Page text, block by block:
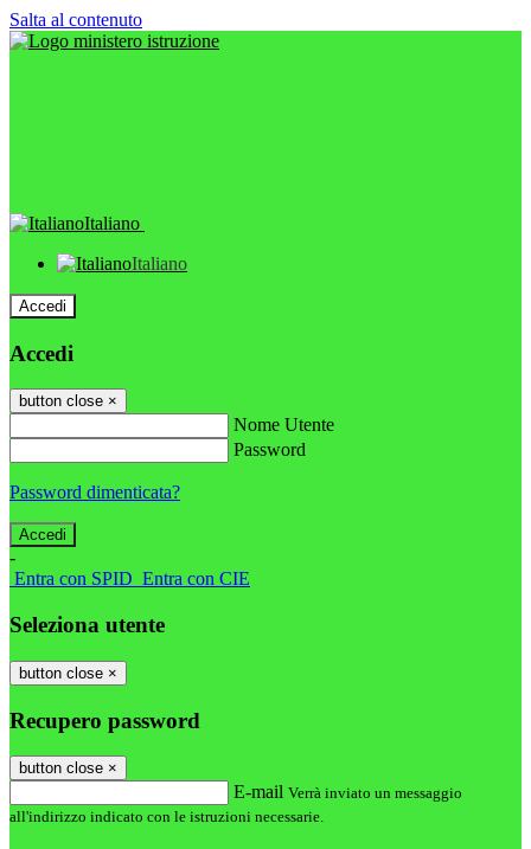
Salta al contenuto
Italiano
Italiano
Accedi
Accedi
button close ×
Nome Utente
Password
Password dimenticata?
-
Entra con SPID Entra con CIE
Seleziona utente
button close ×
Recupero password
button close ×
E-mail Verrà inviato un messaggio
all'indirizzo indicato con le istruzioni necessarie.